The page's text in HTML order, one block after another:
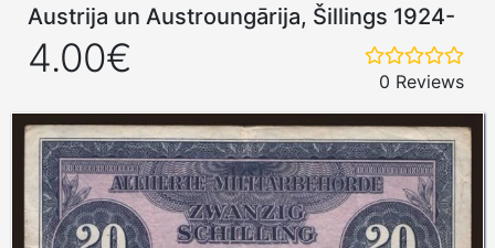
Austrija un Austroungārija, Šillings 1924-
4.00€
0 Reviews